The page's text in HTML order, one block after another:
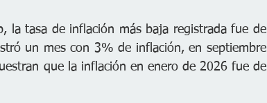
la tasa de inflación más baja registrada fue de
un mes con 3% de inflación, en septiembre
que la inflación en enero de 2026 fue de